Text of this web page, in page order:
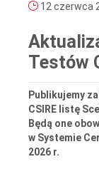
12 czerwca
Testów
Publikujemy
CSIRE listę
Będą one
w Systemie
2026 r.